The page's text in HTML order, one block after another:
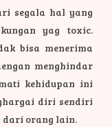
segala hal yang
yag toxic.
bisa menerima
menghindar
kehidupan ini
diri sendiri
dari orang lain.